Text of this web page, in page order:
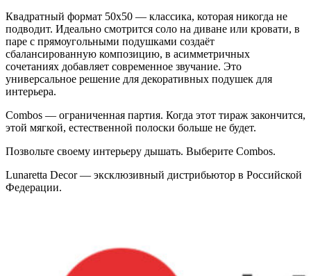
Квадратный формат 50х50 — классика, которая никогда не
подводит. Идеально смотрится соло на диване или кровати, в
паре с прямоугольными подушками создаёт
сбалансированную композицию, в асимметричных
сочетаниях добавляет современное звучание. Это
универсальное решение для декоративных подушек для
интерьера.
Combos — ограниченная партия. Когда этот тираж закончится,
этой мягкой, естественной полоски больше не будет.
Позвольте своему интерьеру дышать. Выберите Combos.
Lunaretta Decor — эксклюзивный дистрибьютор в Российской
Федерации.